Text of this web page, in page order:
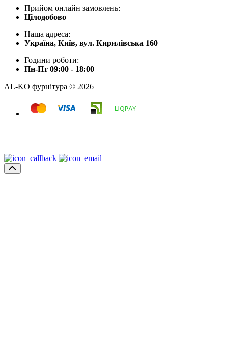
Прийом онлайн замовлень:
Цілодобово
Наша адреса:
Україна, Київ, вул. Кирилівська 160
Години роботи:
Пн-Пт 09:00 - 18:00
AL-KO фурнітура © 2026